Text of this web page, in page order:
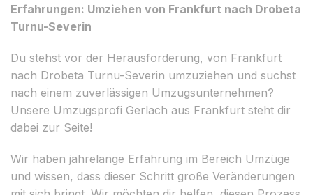
Erfahrungen: Umziehen von Frankfurt nach Drobeta
Turnu-Severin
Du stehst vor der Herausforderung, von Frankfurt
nach Drobeta Turnu-Severin umzuziehen und suchst
nach einem zuverlässigen Umzugsunternehmen?
Unsere Umzugsprofi Gerlach aus Frankfurt steht dir
dabei zur Seite!
Wir haben jahrelange Erfahrung im Bereich Umzüge
und wissen, dass dieser Schritt große Veränderungen